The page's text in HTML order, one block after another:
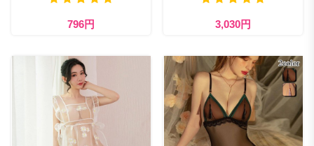
796円 3,030円